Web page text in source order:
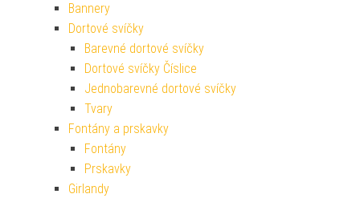
Bannery
Dortové svíčky
Barevné dortové svíčky
Dortové svíčky Číslice
Jednobarevné dortové svíčky
Tvary
Fontány a prskavky
Fontány
Prskavky
Girlandy